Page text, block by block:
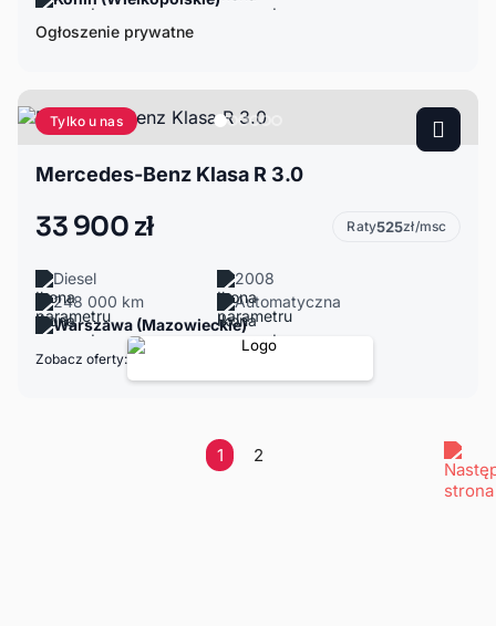
Ogłoszenie prywatne
Tylko u nas
Mercedes-Benz Klasa R 3.0
33 900 zł Raty525zł/msc
Diesel
2008
248 000 km
Automatyczna
Warszawa (Mazowieckie)
Zobacz oferty:
1 2